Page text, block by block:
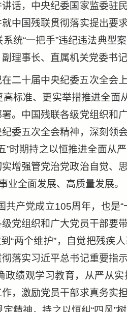
话，中央纪委国家监委驻
中国残联贯彻落实提出要
统“一把手”违纪违法典型
理事长、直属机关党委书
二十届中央纪委五次全会
标准、更实举措推进全面
。中国残联各级党组织和
委五次全会精神，深刻领
”时期持之以恒推进全面从
增强管党治党政治自觉、
业全面发展、高质量发展。
共产党成立105周年，也是
党组织和广大党员干部要
“两个维护”，自觉把残疾
落实习近平总书记重要指
政绩观学习教育，从严从
，激励党员干部求真务实